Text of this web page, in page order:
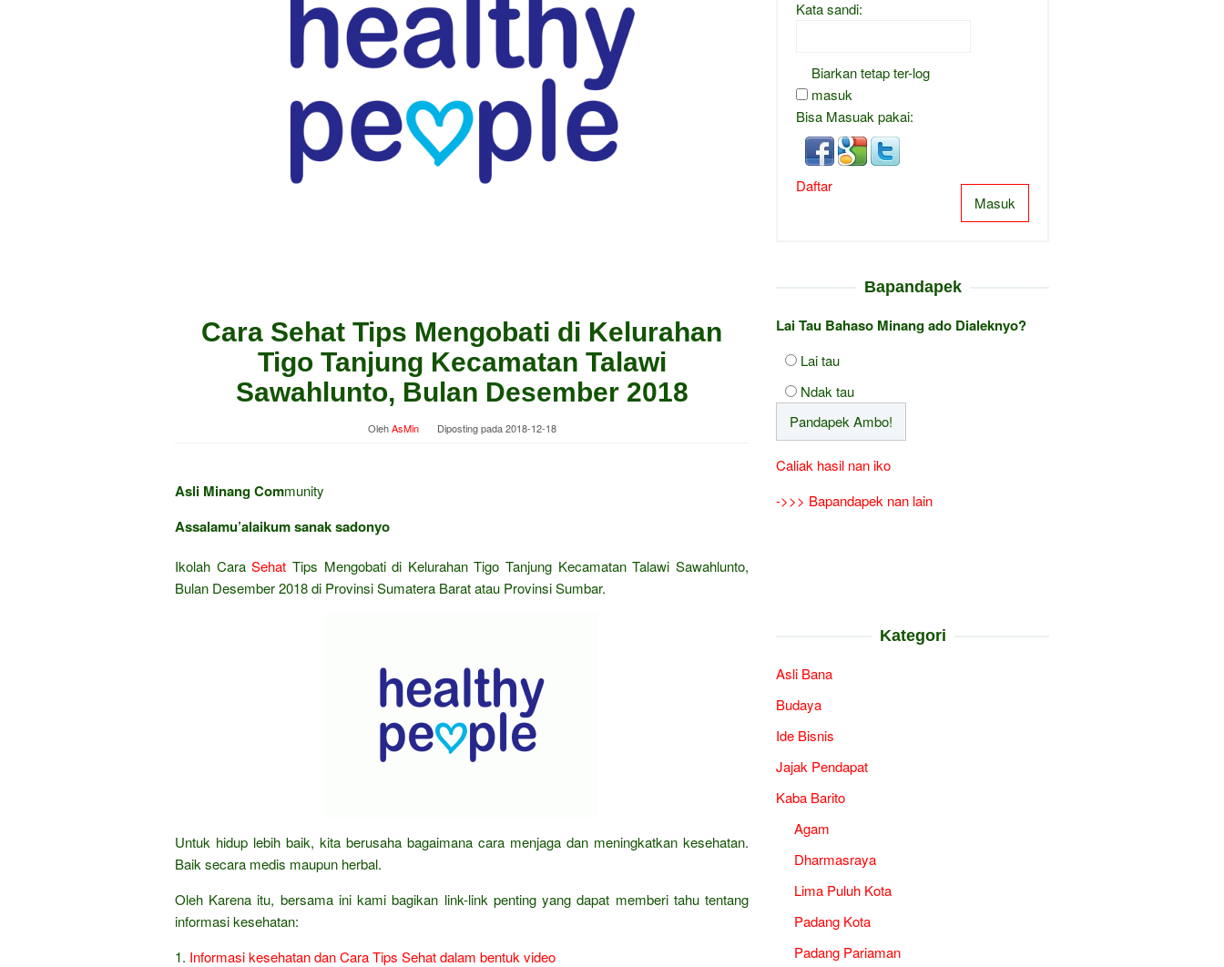
Cara Sehat Tips Mengobati di Kelurahan
Tigo Tanjung Kecamatan Talawi
Sawahlunto, Bulan Desember 2018
OlehAsMin Diposting pada2018-12-18
Asli Minang Community
Assalamu’alaikum sanak sadonyo
Ikolah CaraSehat Tips Mengobati di Kelurahan Tigo Tanjung Kecamatan Talawi Sawahlunto,
Bulan Desember 2018 di Provinsi Sumatera Barat atau Provinsi Sumbar.
Untuk hidup lebih baik, kita berusaha bagaimana cara menjaga dan meningkatkan kesehatan.
Baik secara medis maupun herbal.
Oleh Karena itu, bersama ini kami bagikan link-link penting yang dapat memberi tahu tentang
informasi kesehatan:
1. Informasi kesehatan dan Cara Tips Sehat dalam bentuk video
Kata sandi:
Biarkan tetap ter-log
masuk
Bisa Masuak pakai:
Masuk
Daftar
Bapandapek
Lai Tau Bahaso Minang ado Dialeknyo?
Lai tau
Ndak tau
Caliak hasil nan iko
->>> Bapandapek nan lain
Kategori
Asli Bana
Budaya
Ide Bisnis
Jajak Pendapat
Kaba Barito
Agam
Dharmasraya
Lima Puluh Kota
Padang Kota
Padang Pariaman